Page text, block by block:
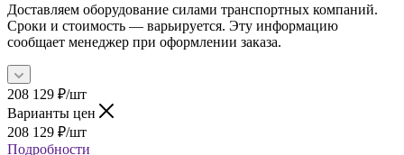
Доставляем оборудование силами транспортных компаний.
Сроки и стоимость — варьируется. Эту информацию
сообщает менеджер при оформлении заказа.
208 129 ₽/шт
Варианты цен
208 129 ₽/шт
Подробности